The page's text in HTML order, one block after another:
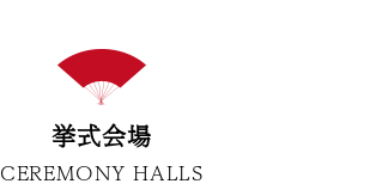
挙式会場
CEREMONY HALLS